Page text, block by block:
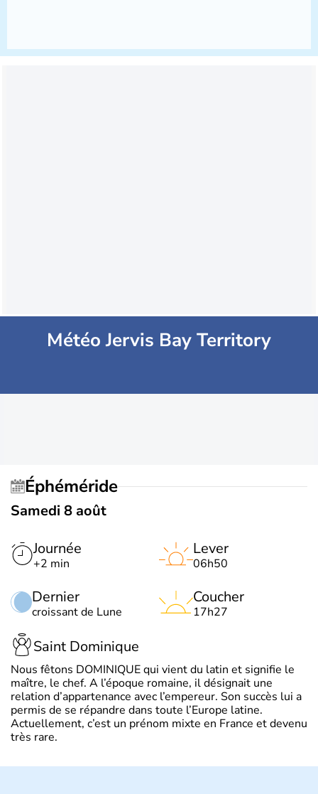
Météo Jervis Bay Territory
Éphéméride
Samedi 8 août
Journée
+2 min
Dernier
croissant de Lune
Lever
06h50
Coucher
17h27
Saint Dominique
Nous fêtons DOMINIQUE qui vient du latin et signifie le
maître, le chef. A l’époque romaine, il désignait une
relation d’appartenance avec l’empereur. Son succès lui a
permis de se répandre dans toute l’Europe latine.
Actuellement, c’est un prénom mixte en France et devenu
très rare.